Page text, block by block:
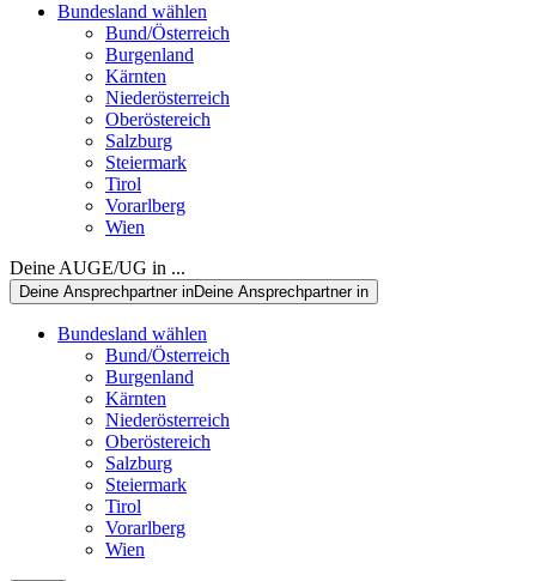
Bundesland wählen
Bund/Österreich
Burgenland
Kärnten
Niederösterreich
Oberöstereich
Salzburg
Steiermark
Tirol
Vorarlberg
Wien
Deine AUGE/UG in ...
Deine Ansprechpartner inDeine Ansprechpartner in
Bundesland wählen
Bund/Österreich
Burgenland
Kärnten
Niederösterreich
Oberöstereich
Salzburg
Steiermark
Tirol
Vorarlberg
Wien